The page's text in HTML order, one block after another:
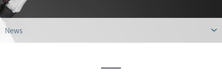
News